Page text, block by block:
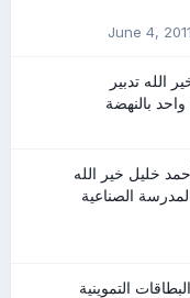
June 4, 2011
تدبير
بالنهضة
خليل خير الله
الصناعية
التموينية